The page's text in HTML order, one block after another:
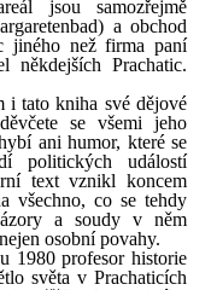
jsou samozřejmě
a obchod
jiného než firma paní
někdejších Prachatic.
i tato kniha své dějové
se všemi jeho
ani humor, které se
politických událostí
text vznikl koncem
všechno, co se tehdy
a soudy v něm
osobní povahy.
1980 profesor historie
světa v Prachaticích